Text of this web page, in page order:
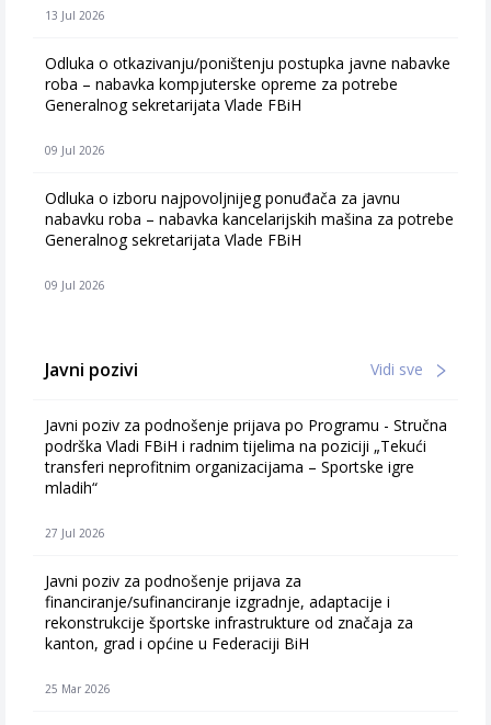
13 Jul 2026
Odluka o otkazivanju/poništenju postupka javne nabavke
roba – nabavka kompjuterske opreme za potrebe
Generalnog sekretarijata Vlade FBiH
09 Jul 2026
Odluka o izboru najpovoljnijeg ponuđača za javnu
nabavku roba – nabavka kancelarijskih mašina za potrebe
Generalnog sekretarijata Vlade FBiH
09 Jul 2026
Javni pozivi Vidi sve
Javni poziv za podnošenje prijava po Programu - Stručna
podrška Vladi FBiH i radnim tijelima na poziciji „Tekući
transferi neprofitnim organizacijama – Sportske igre
mladih“
27 Jul 2026
Javni poziv za podnošenje prijava za
financiranje/sufinanciranje izgradnje, adaptacije i
rekonstrukcije športske infrastrukture od značaja za
kanton, grad i općine u Federaciji BiH
25 Mar 2026